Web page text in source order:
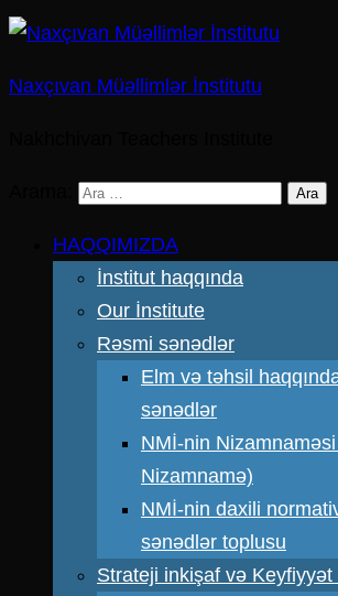
Naxçıvan Müəllimlər İnstitutu
HAQQIMIZDA
İnstitut haqqında
Our İnstitute
Rəsmi sənədlər
Elm və təhsil
sənədlər
NMİ-nin
Nizamnamə)
NMİ-nin daxili
sənədlər toplusu
Strateji inkişaf və Keyfiyyət